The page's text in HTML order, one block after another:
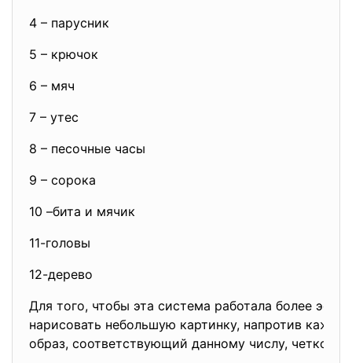
4 – парусник
5 – крючок
6 – мяч
7 – утес
8 – песочные часы
9 – сорока
10 –бита и мячик
11-головы
12-дерево
Для того, чтобы эта система работала более
нарисовать небольшую картинку, напротив
образ, соответствующий данному числу, четко